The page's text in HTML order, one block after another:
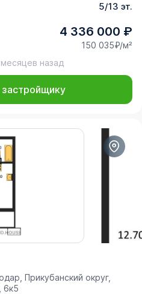
5/13 эт.
4 336 000 ₽
150 035₽/м²
назад
застройщику
Прикубанский округ,
6к5